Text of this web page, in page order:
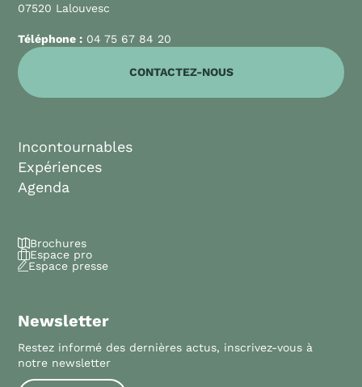
07520 Lalouvesc
Téléphone : 04 75 67 84 20
CONTACTEZ-NOUS
Incontournables
Expériences
Agenda
Brochures
Espace pro
Espace presse
Newsletter
Restez informé des dernières actus, inscrivez-vous à
notre newsletter